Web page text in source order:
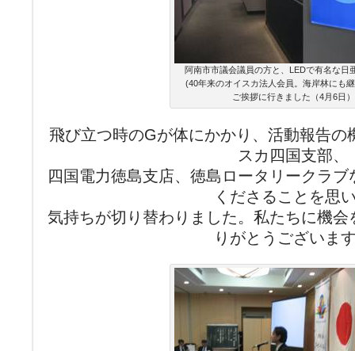
阿南市市議会議員の方と、LEDで有名な日
(40年来のオイスカ法人会員。海岸林にも
ご挨拶に行きました（4月6日）
飛び立つ時のGが体にかかり、活動報告の
スカ四国支部、
四国電力徳島支店、徳島ロータリークラ
くださることを思
気持ちが切り替わりました。私たちに機
りがとうございま